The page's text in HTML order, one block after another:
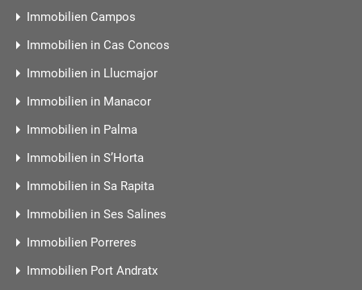
Immobilien Campos
Immobilien in Cas Concos
Immobilien in Llucmajor
Immobilien in Manacor
Immobilien in Palma
Immobilien in S’Horta
Immobilien in Sa Rapita
Immobilien in Ses Salines
Immobilien Porreres
Immobilien Port Andratx